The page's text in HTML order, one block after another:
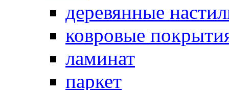
деревянные
ковровые
ламинат
паркет